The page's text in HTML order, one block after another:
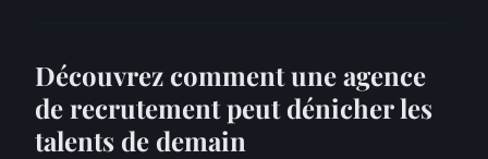
Découvrez comment une agence
de recrutement peut dénicher les
talents de demain